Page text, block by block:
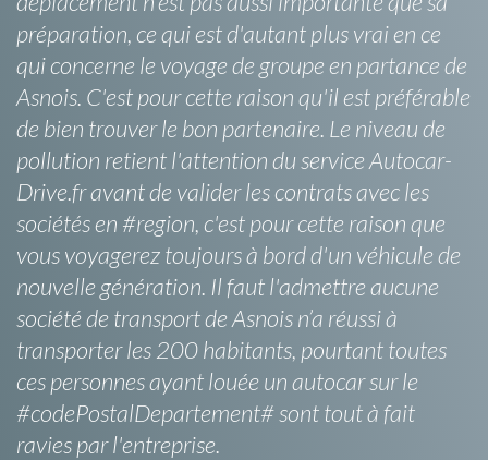
préparation, ce qui est d'autant plus vrai en ce
qui concerne le voyage de groupe en partance de
Asnois. C'est pour cette raison qu'il est préférable
de bien trouver le bon partenaire. Le niveau de
pollution retient l'attention du service Autocar-
Drive.fr avant de valider les contrats avec les
sociétés en #region, c'est pour cette raison que
vous voyagerez toujours à bord d'un véhicule de
nouvelle génération. Il faut l'admettre aucune
société de transport de Asnois n’a réussi à
transporter les 200 habitants, pourtant toutes
ces personnes ayant louée un autocar sur le
#codePostalDepartement# sont tout à fait
ravies par l'entreprise.